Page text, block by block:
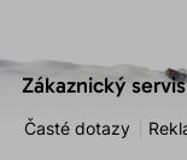
Zákaznický servis
Časté dotazy